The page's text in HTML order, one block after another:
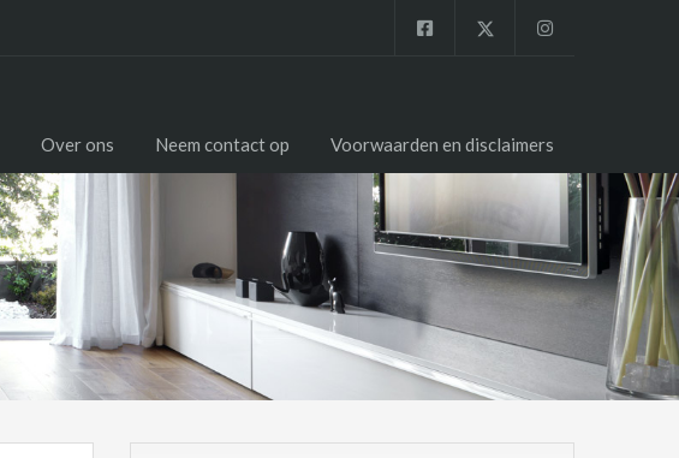
Over ons Neem contact op Voorwaarden en disclaimers